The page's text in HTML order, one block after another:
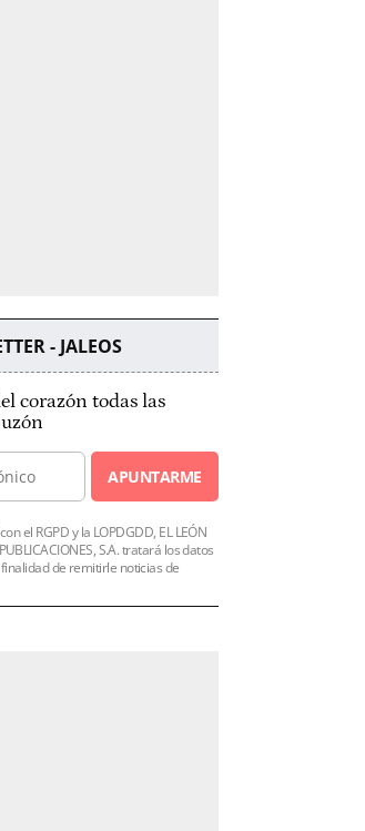
- JALEOS
corazón todas las
APUNTARME
el RGPD y la LOPDGDD, EL LEÓN
S.A. tratará los datos
de remitirle noticias de